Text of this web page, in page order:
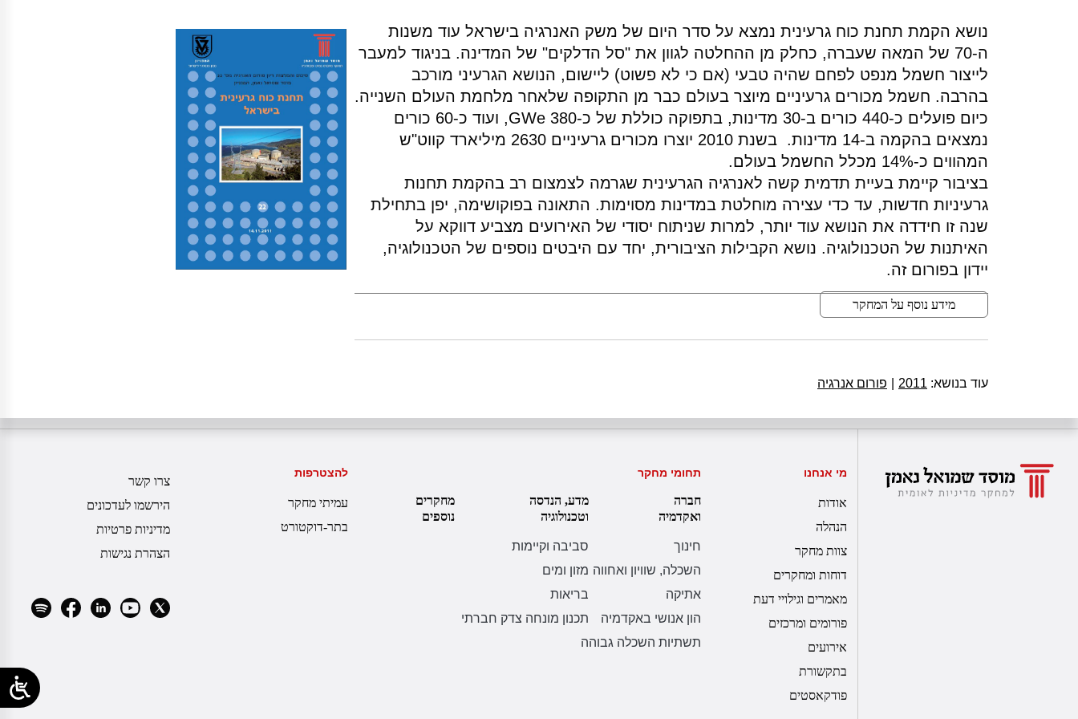
נושא הקמת תחנת כוח גרעינית נמצא על סדר היום של משק האנרגיה בישראל עוד משנות
ה-70 של המאה שעברה, כחלק מן ההחלטה לגוון את "סל הדלקים" של המדינה. בניגוד למעבר
לייצור חשמל מנפט לפחם שהיה טבעי (אם כי לא פשוט) ליישום, הנושא הגרעיני מורכב
בהרבה. חשמל מכורים גרעיניים מיוצר בעולם כבר מן התקופה שלאחר מלחמת העולם השנייה.
כיום פועלים כ-440 כורים ב-30 מדינות, בתפוקה כוללת של כ-GWe 380, ועוד כ-60 כורים
נמצאים בהקמה ב-14 מדינות. בשנת 2010 יוצרו מכורים גרעיניים 2630 מיליארד קווט"ש
המהווים כ-14% מכלל החשמל בעולם.
בציבור קיימת בעיית תדמית קשה לאנרגיה הגרעינית שגרמה לצמצום רב בהקמת תחנות
גרעיניות חדשות, עד כדי עצירה מוחלטת במדינות מסוימות. התאונה בפוקושימה, יפן בתחילת
שנה זו חידדה את הנושא עוד יותר, למרות שניתוח יסודי של האירועים מצביע דווקא על
האיתנות של הטכנולוגיה. נושא הקבילות הציבורית, יחד עם היבטים נוספים של הטכנולוגיה,
יידון בפורום זה.
מידע נוסף על המחקר
עוד בנושא: 2011 פורום אנרגיה
מי אנחנו
אודות
הנהלה
צוות מחקר
דוחות ומחקרים
מאמרים וגילויי דעת
פורומים ומרכזים
אירועים
בתקשורת
פודקאסטים
תחומי מחקר
חברה
ואקדמיה
חינוך
השכלה, שוויון ואחווה
אתיקה
הון אנושי באקדמיה
תשתיות השכלה גבוהה
מדע, הנדסה
וטכנולוגיה
סביבה וקיימות
מזון ומים
בריאות
תכנון מונחה צדק חברתי
מחקרים
נוספים
להצטרפות
עמיתי מחקר
בתר-דוקטורט
צרו קשר
הירשמו לעדכונים
מדיניות פרטיות
הצהרת נגישות